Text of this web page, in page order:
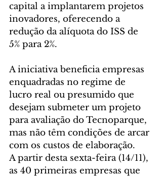
capital a implantarem projetos
inovadores, oferecendo a
redução da alíquota do ISS de
5% para 2%.
A iniciativa beneficia empresas
enquadradas no regime de
lucro real ou presumido que
desejam submeter um projeto
para avaliação do Tecnoparque,
mas não têm condições de arcar
com os custos de elaboração.
A partir desta sexta-feira (14/11),
as 40 primeiras empresas que